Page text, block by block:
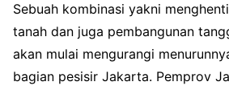
Sebuah kombinasi yakni
tanah dan juga pembangunan
akan mulai mengurangi
bagian pesisir Jakarta. Pemprov